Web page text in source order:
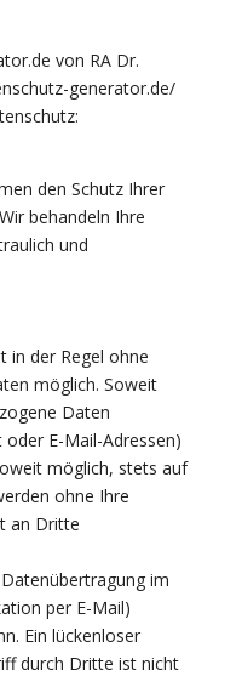
von RA Dr.
generator.de/
den Schutz Ihrer
behandeln Ihre
und
in der Regel ohne
möglich. Soweit
Daten
E-Mail-Adressen)
möglich, stets auf
ohne Ihre
an Dritte
im
per E-Mail)
Ein lückenloser
durch Dritte ist nicht